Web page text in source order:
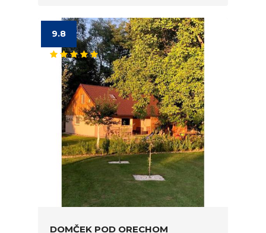
9.8
DOMČEK POD ORECHOM